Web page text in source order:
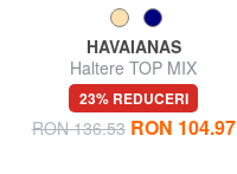
HAVAIANAS
Haltere TOP MIX
23% REDUCERI
RON 136.53 RON 104.97